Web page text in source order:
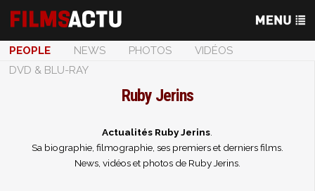
PEOPLE NEWS PHOTOS
VIDÉOS
DVD & BLU-RAY
Ruby Jerins
Actualités Ruby Jerins
Sa biographie, filmographie, ses premiers et derniers films.
News, vidéos et photos de Ruby Jerins.